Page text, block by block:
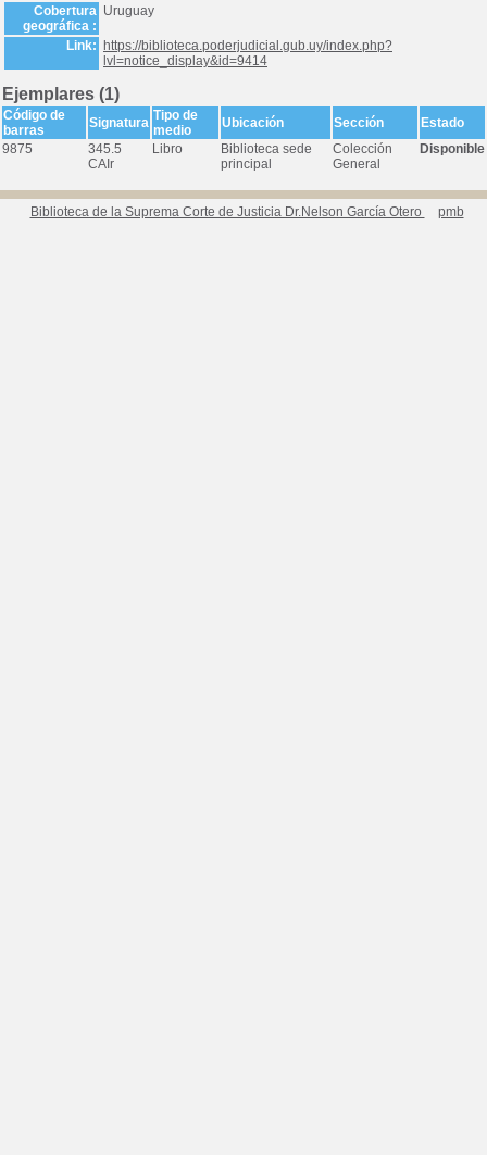
Cobertura
geográfica :
Uruguay
Link:
https://biblioteca.poderjudicial.gub.uy/index.php?
lvl=notice_display&id=9414
Ejemplares (1)
Código de
barras
Signatura Tipo de
medio
Ubicación Sección
Estado
9875
345.5
CAIr
Libro
Biblioteca sede
principal
Colección
General
Disponible
Biblioteca de la Suprema Corte de Justicia Dr.Nelson García Otero pmb